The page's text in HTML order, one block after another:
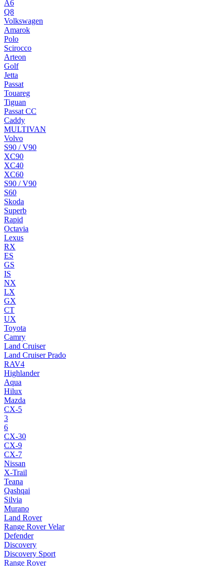
A6
Q8
Volkswagen
Amarok
Polo
Scirocco
Arteon
Golf
Jetta
Passat
Touareg
Tiguan
Passat CC
Caddy
MULTIVAN
Volvo
S90 / V90
XC90
XC40
XC60
S90 / V90
S60
Skoda
Superb
Rapid
Octavia
Lexus
RX
ES
GS
IS
NX
LX
GX
CT
UX
Toyota
Camry
Land Cruiser
Land Cruiser Prado
RAV4
Highlander
Aqua
Hilux
Mazda
CX-5
3
6
CX-30
CX-9
CX-7
Nissan
X-Trail
Teana
Qashqai
Silvia
Murano
Land Rover
Range Rover Velar
Defender
Discovery
Discovery Sport
Range Rover